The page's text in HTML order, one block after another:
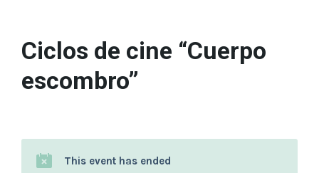
Ciclos de cine “Cuerpo
escombro”
This event has ended